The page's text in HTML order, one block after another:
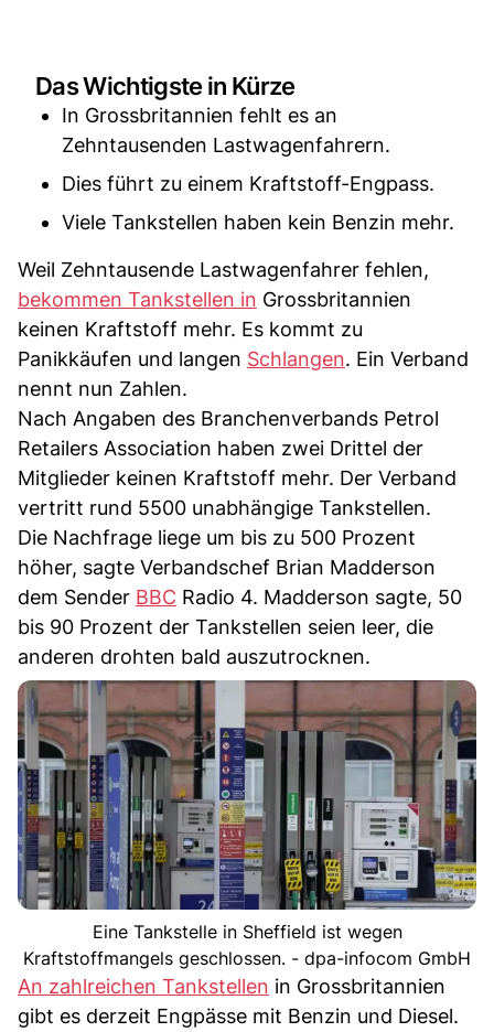
Das Wichtigste in Kürze
In Grossbritannien fehlt es an
Zehntausenden Lastwagenfahrern.
Dies führt zu einem Kraftstoff-Engpass.
Viele Tankstellen haben kein Benzin mehr.
Weil Zehntausende Lastwagenfahrer fehlen,
bekommen Tankstellen in Grossbritannien
keinen Kraftstoff mehr. Es kommt zu
Panikkäufen und langen Schlangen. Ein Verband
nennt nun Zahlen.
Nach Angaben des Branchenverbands Petrol
Retailers Association haben zwei Drittel der
Mitglieder keinen Kraftstoff mehr. Der Verband
vertritt rund 5500 unabhängige Tankstellen.
Die Nachfrage liege um bis zu 500 Prozent
höher, sagte Verbandschef Brian Madderson
dem Sender BBC Radio 4. Madderson sagte, 50
bis 90 Prozent der Tankstellen seien leer, die
anderen drohten bald auszutrocknen.
Eine Tankstelle in Sheffield ist wegen
Kraftstoffmangels geschlossen. - dpa-infocom GmbH
An zahlreichen Tankstellen in Grossbritannien
gibt es derzeit Engpässe mit Benzin und Diesel.